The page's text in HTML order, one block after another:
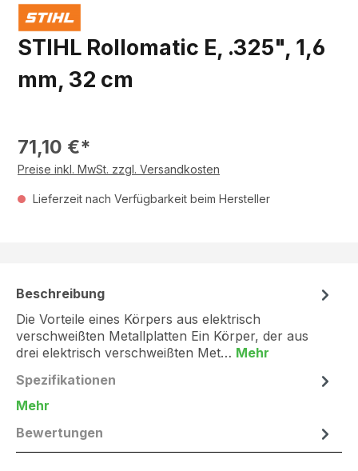
STIHL Rollomatic E, .325", 1,6
mm, 32 cm
71,10 €*
Preise inkl. MwSt. zzgl. Versandkosten
Lieferzeit nach Verfügbarkeit beim Hersteller
Beschreibung
Die Vorteile eines Körpers aus elektrisch
verschweißten Metallplatten Ein Körper, der aus
drei elektrisch verschweißten Met… Mehr
Spezifikationen
Mehr
Bewertungen